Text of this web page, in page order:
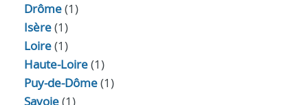
Drôme(1)
Isère(1)
Loire(1)
Haute-Loire(1)
Puy-de-Dôme(1)
Savoie(1)